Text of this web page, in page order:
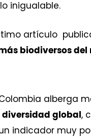
inigualable.
artículo
biodiversos del
alberga
diversidad global ,
indicador muy